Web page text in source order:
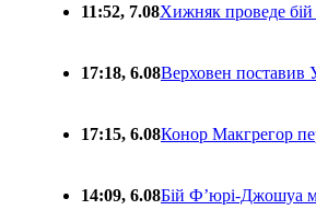
11:52, 7.08Хижняк проведе бій
17:18, 6.08Верховен поставив
17:15, 6.08Конор Макгрегор
14:09, 6.08Бій Ф’юрі-Джошуа